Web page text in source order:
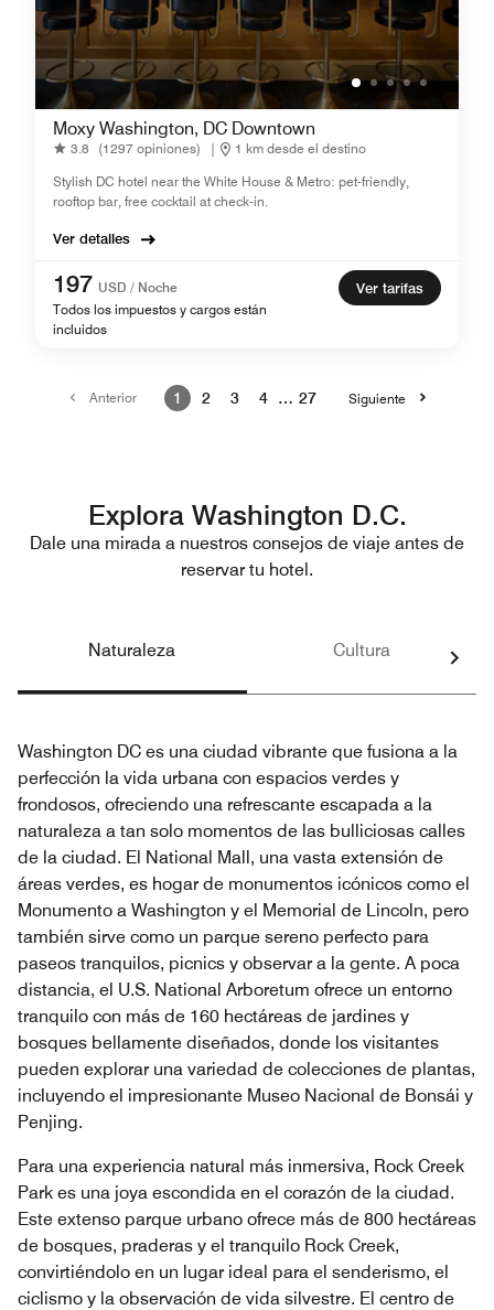
Moxy Washington, DC Downtown
3.8 (1297 opiniones) |
1 km desde el destino
Stylish DC hotel near the White House & Metro: pet-friendly,
rooftop bar, free cocktail at check-in.
Ver detalles
197 USD / Noche
Todos los impuestos y cargos están
incluidos
Ver tarifas
Anterior 1 2 3 4 … 27 Siguiente
Explora Washington D.C.
Dale una mirada a nuestros consejos de viaje antes de
reservar tu hotel.
Naturaleza Cultura
Washington DC es una ciudad vibrante que fusiona a la
perfección la vida urbana con espacios verdes y
frondosos, ofreciendo una refrescante escapada a la
naturaleza a tan solo momentos de las bulliciosas calles
de la ciudad. El National Mall, una vasta extensión de
áreas verdes, es hogar de monumentos icónicos como el
Monumento a Washington y el Memorial de Lincoln, pero
también sirve como un parque sereno perfecto para
paseos tranquilos, picnics y observar a la gente. A poca
distancia, el U.S. National Arboretum ofrece un entorno
tranquilo con más de 160 hectáreas de jardines y
bosques bellamente diseñados, donde los visitantes
pueden explorar una variedad de colecciones de plantas,
incluyendo el impresionante Museo Nacional de Bonsái y
Penjing.
Para una experiencia natural más inmersiva, Rock Creek
Park es una joya escondida en el corazón de la ciudad.
Este extenso parque urbano ofrece más de 800 hectáreas
de bosques, praderas y el tranquilo Rock Creek,
convirtiéndolo en un lugar ideal para el senderismo, el
ciclismo y la observación de vida silvestre. El centro de